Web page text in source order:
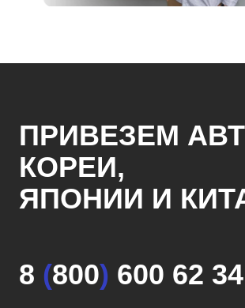
ПРИВЕЗЕМ
КОРЕИ,
ЯПОНИИ И
8 (800) 600 62 34